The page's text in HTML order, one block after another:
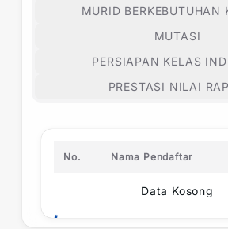
MURID BERKEBUTUHAN
MUTASI
PERSIAPAN KELAS
PRESTASI NILAI
No. Nama Pendaftar
Data Kosong